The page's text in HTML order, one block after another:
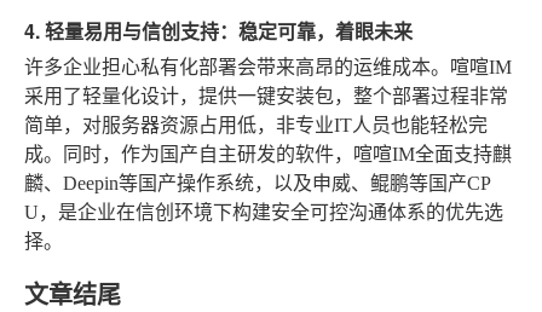
4. 轻量易用与信创支持：稳定可靠，着眼未来
许多企业担心私有化部署会带来高昂的运维成本。喧喧IM
采用了轻量化设计，提供一键安装包，整个部署过程非常
简单，对服务器资源占用低，非专业IT人员也能轻松完
成。同时，作为国产自主研发的软件，喧喧IM全面支持麒
麟、Deepin等国产操作系统，以及申威、鲲鹏等国产CP
U，是企业在信创环境下构建安全可控沟通体系的优先选
择。
文章结尾